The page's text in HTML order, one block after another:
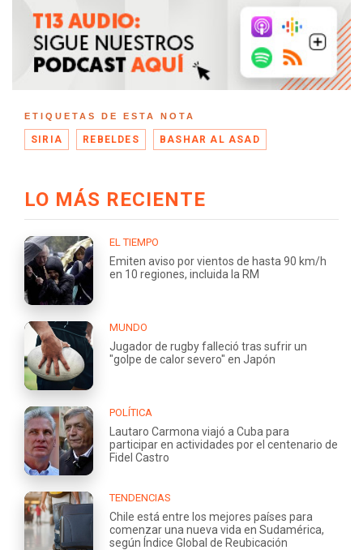
ETIQUETAS DE ESTA NOTA
SIRIA REBELDES BASHAR AL ASAD
LO MÁS RECIENTE
EL TIEMPO
Emiten aviso por vientos de hasta 90 km/h
en 10 regiones, incluida la RM
MUNDO
Jugador de rugby falleció tras sufrir un
"golpe de calor severo" en Japón
POLÍTICA
Lautaro Carmona viajó a Cuba para
participar en actividades por el centenario de
Fidel Castro
TENDENCIAS
Chile está entre los mejores países para
comenzar una nueva vida en Sudamérica,
según Índice Global de Reubicación